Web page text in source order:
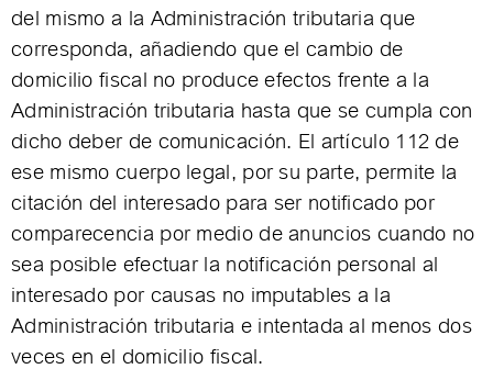
del mismo a la Administración tributaria que
corresponda, añadiendo que el cambio de
domicilio fiscal no produce efectos frente a la
Administración tributaria hasta que se cumpla con
dicho deber de comunicación. El artículo 112 de
ese mismo cuerpo legal, por su parte, permite la
citación del interesado para ser notificado por
comparecencia por medio de anuncios cuando no
sea posible efectuar la notificación personal al
interesado por causas no imputables a la
Administración tributaria e intentada al menos dos
veces en el domicilio fiscal.